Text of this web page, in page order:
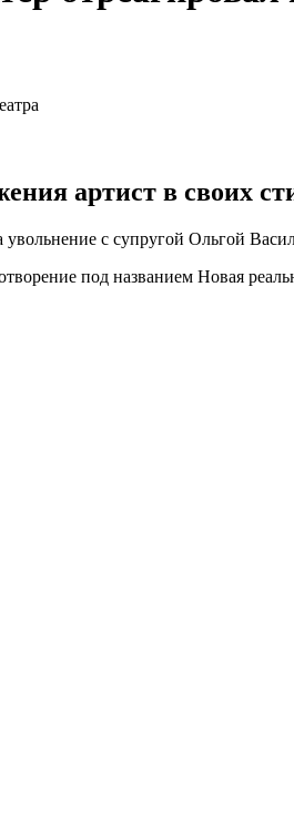
артист в своих
с супругой Ольгой
под названием Новая